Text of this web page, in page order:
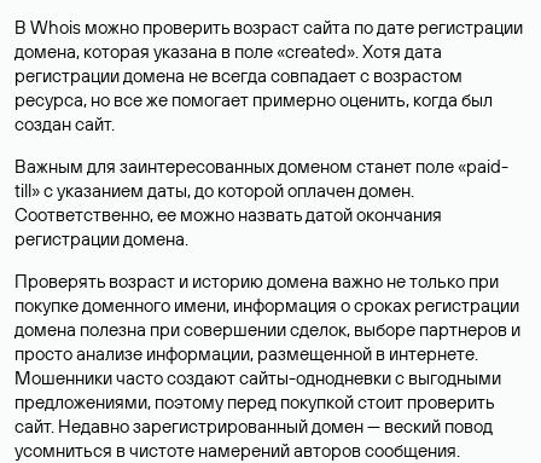
В Whois можно проверить возраст сайта по дате регистрации
домена, которая указана в поле «created». Хотя дата
регистрации домена не всегда совпадает с возрастом
ресурса, но все же помогает примерно оценить, когда был
создан сайт.
Важным для заинтересованных доменом станет поле «paid-
till» с указанием даты, до которой оплачен домен.
Соответственно, ее можно назвать датой окончания
регистрации домена.
Проверять возраст и историю домена важно не только при
покупке доменного имени, информация о сроках регистрации
домена полезна при совершении сделок, выборе партнеров и
просто анализе информации, размещенной в интернете.
Мошенники часто создают сайты-однодневки с выгодными
предложениями, поэтому перед покупкой стоит проверить
сайт. Недавно зарегистрированный домен — веский повод
усомниться в чистоте намерений авторов сообщения.